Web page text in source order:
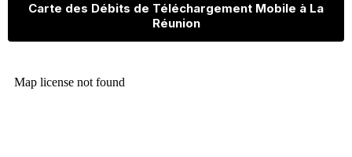
Carte des Débits de Téléchargement Mobile à La
Réunion